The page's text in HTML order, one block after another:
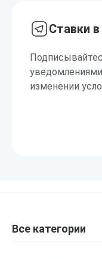
Ставки
изменении
Все категории